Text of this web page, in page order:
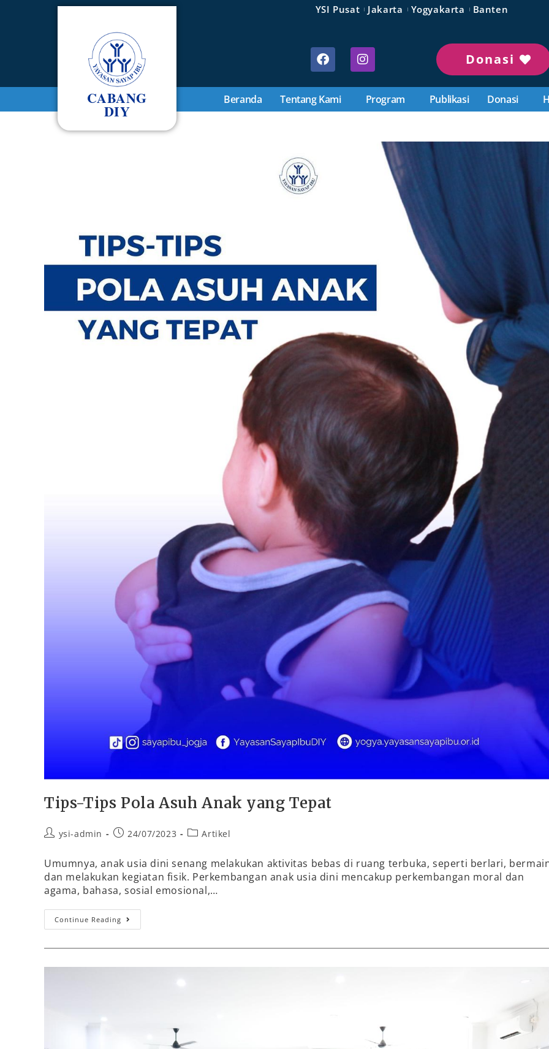
YSI Pusat Jakarta Yogyakarta Banten
CABANG
DIY
Donasi
Beranda Tentang Kami Program Publikasi Donasi
Tips-Tips Pola Asuh Anak yang Tepat
ysi-admin 24/07/2023 Artikel
Umumnya, anak usia dini senang melakukan aktivitas bebas di ruang terbuka, seperti berlari,
dan melakukan kegiatan fisik. Perkembangan anak usia dini mencakup perkembangan moral dan
agama, bahasa, sosial emosional,…
Continue Reading